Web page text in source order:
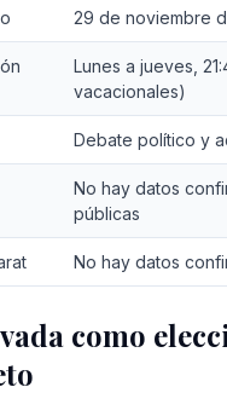
29 de noviembre
Lunes a jueves,
vacacionales)
Debate político y
No hay datos
públicas
No hay datos
como